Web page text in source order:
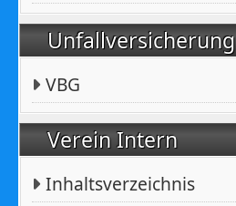
Unfallversicherung
VBG
Verein Intern
Inhaltsverzeichnis